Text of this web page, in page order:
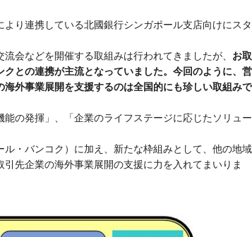
り連携している北國銀行シンガポール支店向けにスタ
会などを開催する取組みは行われてきましたが、 お取
との連携が主流となっていました。今回のように、営
外事業展開を支援するのは全国的にも珍しい取組みで
の発揮」、「企業のライフステージに応じたソリュー
・バンコク）に加え、新たな枠組みとして、他の地域
先企業の海外事業展開の支援に力を入れてまいりま